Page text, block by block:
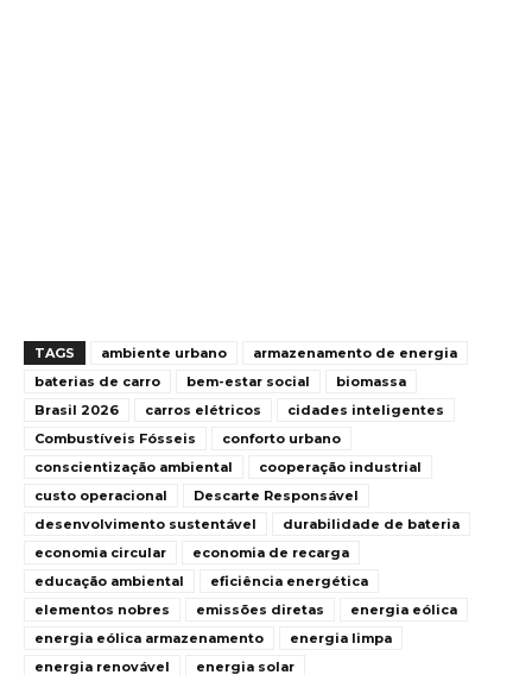
TAGS ambiente urbano
armazenamento de energia
baterias de carro
bem-estar social
biomassa
Brasil 2026
carros elétricos
cidades inteligentes
Combustíveis Fósseis
conforto urbano
conscientização ambiental
cooperação industrial
custo operacional
Descarte Responsável
desenvolvimento sustentável
durabilidade de bateria
economia circular
economia de recarga
educação ambiental
eficiência energética
elementos nobres
emissões diretas
energia eólica
energia eólica armazenamento
energia limpa
energia renovável
energia solar